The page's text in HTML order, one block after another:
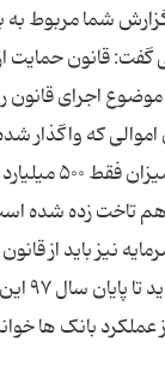
شما مربوط به
نوشته شده است که این
اید که از ۱۳ هزار میلیارد
اختصاص یافته
تاخت زده شده
نیز باید از
بانک ها